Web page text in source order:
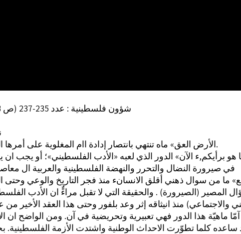
شؤون فلسطينية : عدد 235-237 (ص 113)
الأرض العق» ماه تنتهي بانتصار إدادة اام المغلوية على أمرها اليوم.
برأيكم,ء الآن» الدور الذي لعبه «الأدب الفلسطيني»؛ أو يجب ان
في صيرورة النضال والتحرر والنهضة الفلسطينية والعربية ال
ما من سوال ذهني أقلق الانسانء منذ فجر التاريخ والوعي وحتى
المصير (الصيرورة) . والحقيقة التي لا تقبل مراءًٌ ان الأدب
والاجتماعي) منذ انيثاقه إثر وعد بلفور وحتى هذا العقد الأخير من
ماهيّة هذا الدور فهي تعبيرية وتحريضية في آن. ومن الواضح ان
كلما تطوّرت الاحداث الوطنية واشتدت الأزمة الفلسطينية.